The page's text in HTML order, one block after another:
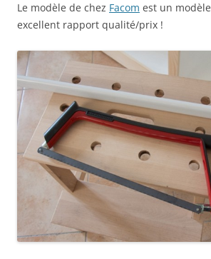
Le modèle de chez Facom est un
excellent rapport qualité/prix !